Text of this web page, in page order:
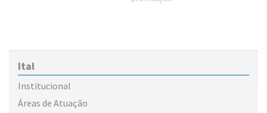
Ital
Institucional
Áreas de Atuação